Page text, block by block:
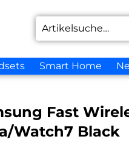
Smart Home
Fast
Watch7 Black